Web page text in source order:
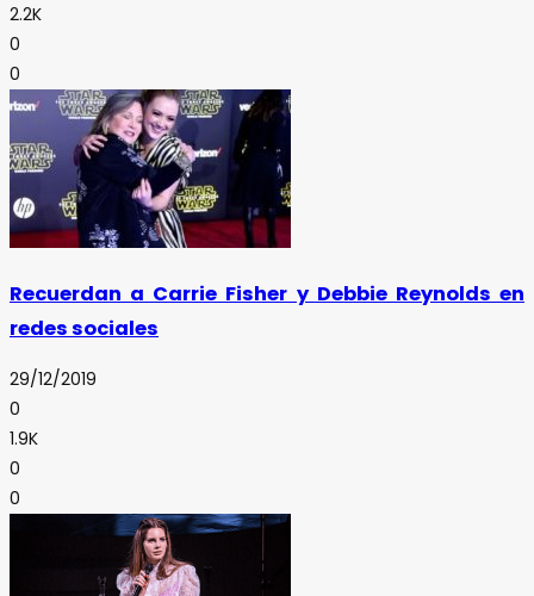
2.2K
0
0
Recuerdan a Carrie Fisher y Debbie Reynolds en
redes sociales
29/12/2019
0
1.9K
0
0